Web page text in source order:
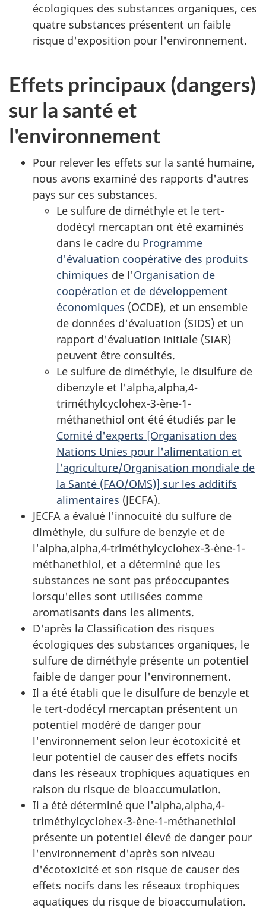
écologiques des substances organiques, ces
quatre substances présentent un faible
risque d'exposition pour l'environnement.
Effets principaux (dangers)
sur la santé et
l'environnement
Pour relever les effets sur la santé humaine,
nous avons examiné des rapports d'autres
pays sur ces substances.
Le sulfure de diméthyle et le tert-
dodécyl mercaptan ont été examinés
dans le cadre du Programme
d'évaluation coopérative des produits
chimiques de l'Organisation de
coopération et de développement
économiques (OCDE), et un ensemble
de données d'évaluation (SIDS) et un
rapport d'évaluation initiale (SIAR)
peuvent être consultés.
Le sulfure de diméthyle, le disulfure de
dibenzyle et l'alpha,alpha,4-
triméthylcyclohex-3-ène-1-
méthanethiol ont été étudiés par le
Comité d'experts [Organisation des
Nations Unies pour l'alimentation et
l'agriculture/Organisation mondiale de
la Santé (FAO/OMS)] sur les additifs
alimentaires (JECFA).
JECFA a évalué l'innocuité du sulfure de
diméthyle, du sulfure de benzyle et de
l'alpha,alpha,4-triméthylcyclohex-3-ène-1-
méthanethiol, et a déterminé que les
substances ne sont pas préoccupantes
lorsqu'elles sont utilisées comme
aromatisants dans les aliments.
D'après la Classification des risques
écologiques des substances organiques, le
sulfure de diméthyle présente un potentiel
faible de danger pour l'environnement.
Il a été établi que le disulfure de benzyle et
le tert-dodécyl mercaptan présentent un
potentiel modéré de danger pour
l'environnement selon leur écotoxicité et
leur potentiel de causer des effets nocifs
dans les réseaux trophiques aquatiques en
raison du risque de bioaccumulation.
Il a été déterminé que l'alpha,alpha,4-
triméthylcyclohex-3-ène-1-méthanethiol
présente un potentiel élevé de danger pour
l'environnement d'après son niveau
d'écotoxicité et son risque de causer des
effets nocifs dans les réseaux trophiques
aquatiques du risque de bioaccumulation.